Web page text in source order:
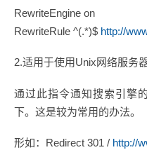
RewriteEngine on
RewriteRule ^(.*)$ http://
2.适用于使用Unix网络服务
通过此指令通知搜索引擎
下。这是较为常用的办法。
形如：Redirect 301 / http://